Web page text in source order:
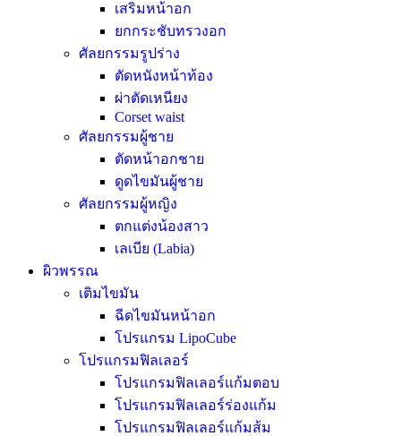
เสริมหน้าอก
ยกกระชับทรวงอก
ศัลยกรรมรูปร่าง
ตัดหนังหน้าท้อง
ผ่าตัดเหนียง
Corset waist
ศัลยกรรมผู้ชาย
ตัดหน้าอกชาย
ดูดไขมันผู้ชาย
ศัลยกรรมผู้หญิง
ตกแต่งน้องสาว
เลเบีย (Labia)
ผิวพรรณ
เติมไขมัน
ฉีดไขมันหน้าอก
โปรแกรม LipoCube
โปรแกรมฟิลเลอร์
โปรแกรมฟิลเลอร์แก้มตอบ
โปรแกรมฟิลเลอร์ร่องแก้ม
โปรแกรมฟิลเลอร์แก้มส้ม